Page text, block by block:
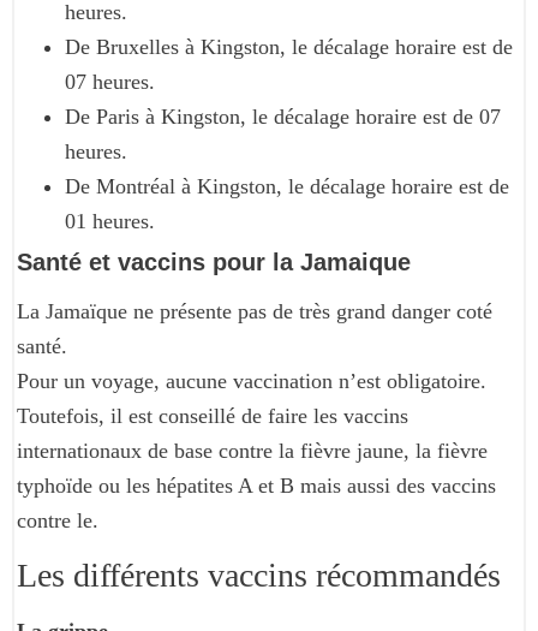
heures.
De Bruxelles à Kingston, le décalage horaire est de
07 heures.
De Paris à Kingston, le décalage horaire est de 07
heures.
De Montréal à Kingston, le décalage horaire est de
01 heures.
Santé et vaccins pour la Jamaique
La Jamaïque ne présente pas de très grand danger coté
santé.
Pour un voyage, aucune vaccination n’est obligatoire.
Toutefois, il est conseillé de faire les vaccins
internationaux de base contre la fièvre jaune, la fièvre
typhoïde ou les hépatites A et B mais aussi des vaccins
contre le.
Les différents vaccins récommandés